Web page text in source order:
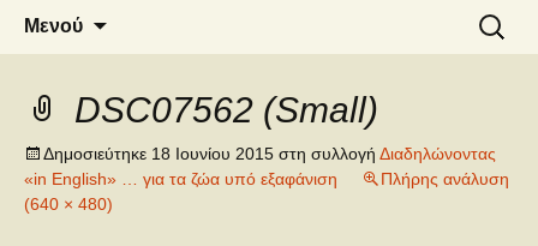
6o ΔΗΜΟΤΙΚΟ ΣΧΟΛΕΙΟ
ΝΑΟΥΣΑΣ
Μενού
για:
DSC07562 (Small)
Δημοσιεύτηκε 18 Ιουνίου 2015 στη συλλογή Διαδηλώνοντας
«in English» … για τα ζώα υπό εξαφάνιση
Πλήρης ανάλυση
(640 × 480)